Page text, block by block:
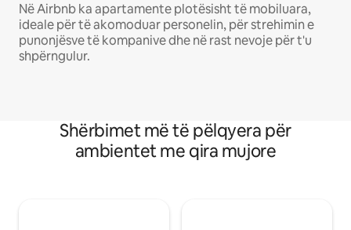
Në Airbnb ka apartamente plotësisht të mobiluara,
ideale për të akomoduar personelin, për strehimin e
punonjësve të kompanive dhe në rast nevoje për t'u
shpërngulur.
Shërbimet më të pëlqyera për
ambientet me qira mujore